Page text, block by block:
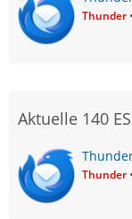
Thunder
Aktuelle 140
Thunder